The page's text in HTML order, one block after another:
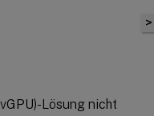
Lösung nicht
>